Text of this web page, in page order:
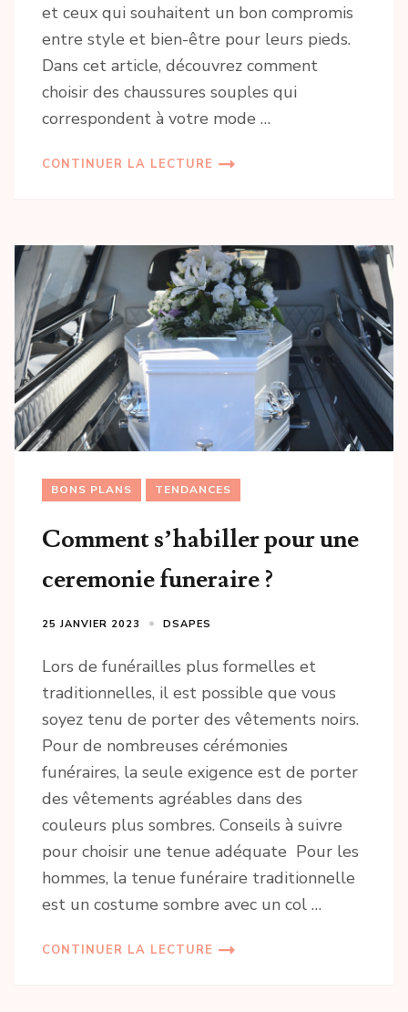
et ceux qui souhaitent un bon compromis
entre style et bien-être pour leurs pieds.
Dans cet article, découvrez comment
choisir des chaussures souples qui
correspondent à votre mode …
CONTINUER LA LECTURE
BONS PLANS TENDANCES
Comment s’habiller pour une
ceremonie funeraire ?
25 JANVIER 2023 DSAPES
Lors de funérailles plus formelles et
traditionnelles, il est possible que vous
soyez tenu de porter des vêtements noirs.
Pour de nombreuses cérémonies
funéraires, la seule exigence est de porter
des vêtements agréables dans des
couleurs plus sombres. Conseils à suivre
pour choisir une tenue adéquate Pour les
hommes, la tenue funéraire traditionnelle
est un costume sombre avec un col …
CONTINUER LA LECTURE